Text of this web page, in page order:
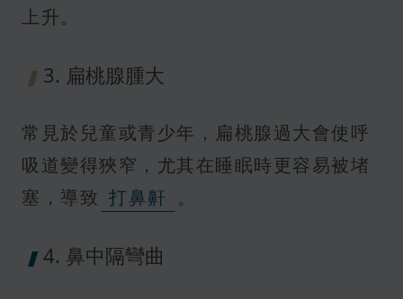
上升。
3. 扁桃腺腫大
常見於兒童或青少年，扁桃腺過大會使呼
吸道變得狹窄，尤其在睡眠時更容易被堵
塞，導致 打鼻鼾 。
4. 鼻中隔彎曲